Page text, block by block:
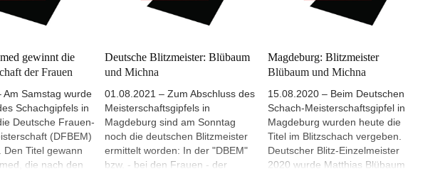
gewinnt die
der Frauen
Am Samstag wurde
Schachgipfels in
Deutsche Frauen-
(DFBEM)
Den Titel gewann
die nach den
Deutsche Blitzmeister: Blübaum
und Michna
01.08.2021 – Zum Abschluss des
Meisterschaftsgipfels in
Magdeburg sind am Sonntag
noch die deutschen Blitzmeister
ermittelt worden: In der "DBEM"
bzw. - bei den Frauen - der
Magdeburg: Blitzmeister
Blübaum und Michna
15.08.2020 – Beim Deutschen
Schach-Meisterschaftsgipfel in
Magdeburg wurden heute die
Titel im Blitzschach vergeben.
Deutscher Blitz-Einzelmeister
2020 wurde Matthias Blübaum